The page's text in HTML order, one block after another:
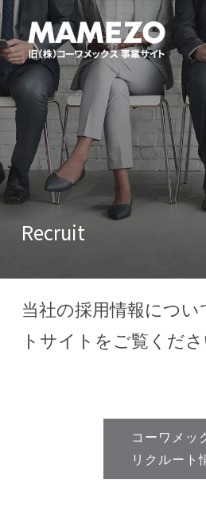
Recruit
当社の採用情報につ
トサイトをご覧くださ
コーワメッ
リクルート